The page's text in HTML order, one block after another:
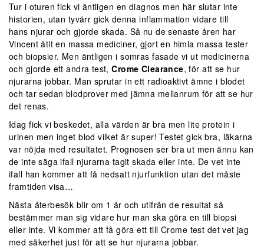
Tur i oturen fick vi äntligen en diagnos men här slutar inte
historien, utan tyvärr gick denna inflammation vidare till
hans njurar och gjorde skada. Så nu de senaste åren har
Vincent ätit en massa mediciner, gjort en himla massa tester
och biopsier. Men äntligen i somras fasade vi ut medicinerna
och gjorde ett andra test,Crome Clearance, för att se hur
njurarna jobbar. Man sprutar in ett radioaktivt ämne i blodet
och tar sedan blodprover med jämna mellanrum för att se hur
det renas.
Idag fick vi beskedet, alla värden är bra men lite protein i
urinen men inget blod vilket är super! Testet gick bra, läkarna
var nöjda med resultatet. Prognosen ser bra ut men ännu kan
de inte säga ifall njurarna tagit skada eller inte. De vet inte
ifall han kommer att få nedsatt njurfunktion utan det måste
framtiden visa…
Nästa återbesök blir om 1 år och utifrån de resultat så
bestämmer man sig vidare hur man ska göra en till biopsi
eller inte. Vi kommer att få göra ett till Crome test det vet jag
med säkerhet just för att se hur njurarna jobbar.